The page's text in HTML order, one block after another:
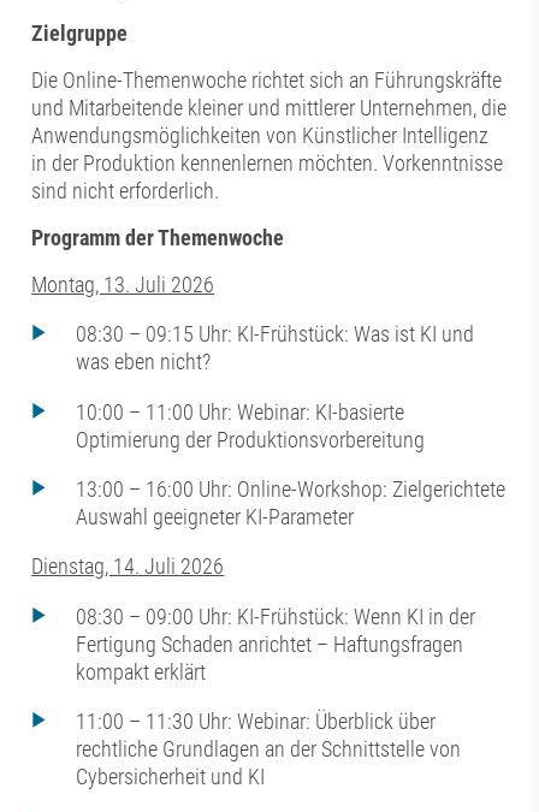
Zielgruppe
Die Online-Themenwoche richtet sich an Führungskräfte
und Mitarbeitende kleiner und mittlerer Unternehmen, die
Anwendungsmöglichkeiten von Künstlicher Intelligenz
in der Produktion kennenlernen möchten. Vorkenntnisse
sind nicht erforderlich.
Programm der Themenwoche
Montag, 13. Juli 2026
08:30 – 09:15 Uhr: KI-Frühstück: Was ist KI und
was eben nicht?
10:00 – 11:00 Uhr: Webinar: KI-basierte
Optimierung der Produktionsvorbereitung
13:00 – 16:00 Uhr: Online-Workshop: Zielgerichtete
Auswahl geeigneter KI-Parameter
Dienstag, 14. Juli 2026
08:30 – 09:00 Uhr: KI-Frühstück: Wenn KI in der
Fertigung Schaden anrichtet – Haftungsfragen
kompakt erklärt
11:00 – 11:30 Uhr: Webinar: Überblick über
rechtliche Grundlagen an der Schnittstelle von
Cybersicherheit und KI